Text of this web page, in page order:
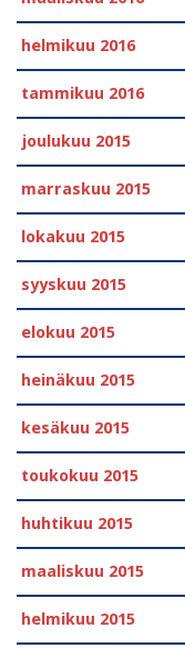
helmikuu 2016
tammikuu 2016
joulukuu 2015
marraskuu 2015
lokakuu 2015
syyskuu 2015
elokuu 2015
heinäkuu 2015
kesäkuu 2015
toukokuu 2015
huhtikuu 2015
maaliskuu 2015
helmikuu 2015